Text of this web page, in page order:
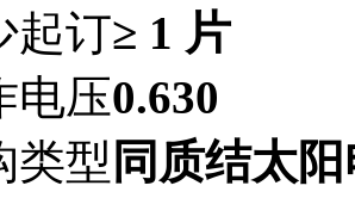
起订≥ 1 片
电压0.630
类型 同质结太